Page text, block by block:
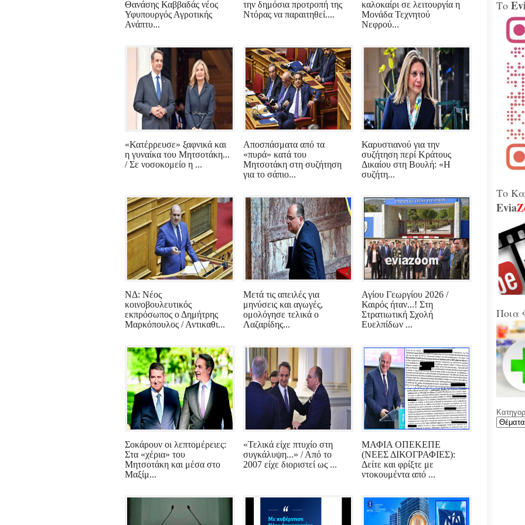
Θανάσης Καββαδάς νέος
Υφυπουργός Αγροτικής
Ανάπτυ...
την δημόσια προτροπή της
Ντόρας να παραιτηθεί....
καλοκαίρι σε λειτουργία η
Μονάδα Τεχνητού
Νεφρού...
«Κατέρρευσε» ξαφνικά και
η γυναίκα του Μητσοτάκη...
/ Σε νοσοκομείο η ...
Αποσπάσματα από τα
«πυρά» κατά του
Μητσοτάκη στη συζήτηση
για το σάπιο...
Καρυστιανού για την
συζήτηση περί Κράτους
Δικαίου στη Βουλή: «Η
συζήτη...
ΝΔ: Νέος
κοινοβουλευτικός
εκπρόσωπος ο Δημήτρης
Μαρκόπουλος / Αντικαθι...
Μετά τις απειλές για
μηνύσεις και αγωγές,
ομολόγησε τελικά ο
Λαζαρίδης...
Αγίου Γεωργίου 2026 /
Καιρός ήταν...! Στη
Στρατιωτική Σχολή
Ευελπίδων ...
Σοκάρουν οι λεπτομέρειες:
Στα «χέρια» του
Μητσοτάκη και μέσα στο
Μαξίμ...
«Τελικά είχε πτυχίο στη
συγκάλυψη...» / Από το
2007 είχε διοριστεί ως ...
ΜΑΦΙΑ ΟΠΕΚΕΠΕ
(ΝΕΕΣ ΔΙΚΟΓΡΑΦΙΕΣ):
Δείτε και φρίξτε με
ντοκουμέντα από ...
240
Τα
το
Στα
την
Το
Το
Evia
Ποια